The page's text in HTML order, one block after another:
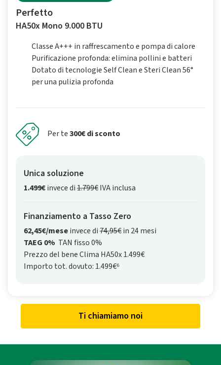
Perfetto
HA50x Mono 9.000 BTU
Classe A+++ in raffrescamento e pompa di calore
Purificazione profonda: elimina pollini e batteri
Dotato di tecnologie Self Clean e Steri Clean 56°
per una pulizia profonda
Per te300€ di sconto
Unica soluzione
1.499€invece di1.799€IVA inclusa
Finanziamento a Tasso Zero
62,45€/meseinvece di74,95€in 24 mesi
TAEG 0% TAN fisso 0%
Prezzo del bene Clima HA50x 1.499€
Importo tot. dovuto: 1.499€⁶
Ti chiamiamo noi